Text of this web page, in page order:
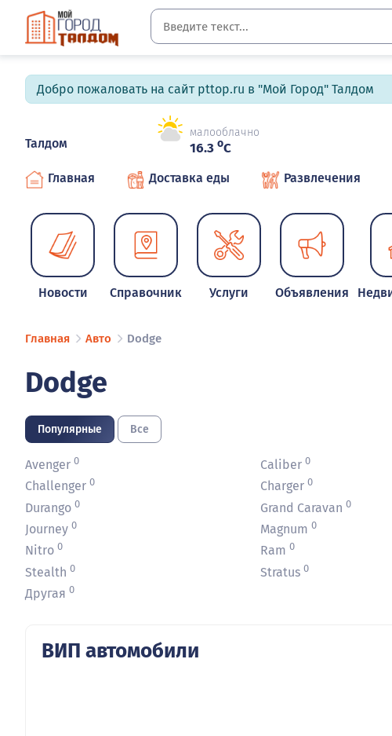
Добро пожаловать на сайт pttop.ru в "Мой Город" Талдом
Талдом
малооблачно
16.3 oC
Главная Доставка еды Развлечения
Новости Справочник Услуги Объявления
Главная Авто Dodge
Dodge
Популярные Все
Avenger 0 Caliber 0
Challenger 0 Charger 0
Durango 0 Grand Caravan 0
Journey 0 Magnum 0
Nitro 0 Ram 0
Stealth 0 Stratus 0
Другая 0
ВИП автомобили